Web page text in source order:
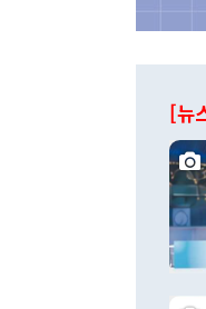
[뉴